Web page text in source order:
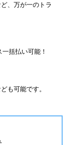
、万が一のトラ
括払い可能！
も可能です。